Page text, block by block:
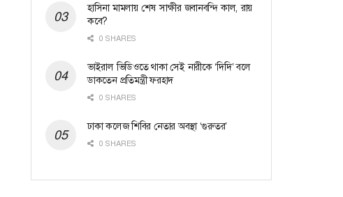
হাসিনা মামলায় শেষ সাক্ষীর জবানবন্দি কাল, রায়
কবে?
0 SHARES
ভাইরাল ভিডিওতে থাকা সেই নারীকে ‘দিদি’ বলে
ডাকতেন প্রতিমন্ত্রী ফরহাদ
0 SHARES
ঢাকা কলেজ শিবির নেতার অবস্থা ‘গুরুতর’
0 SHARES